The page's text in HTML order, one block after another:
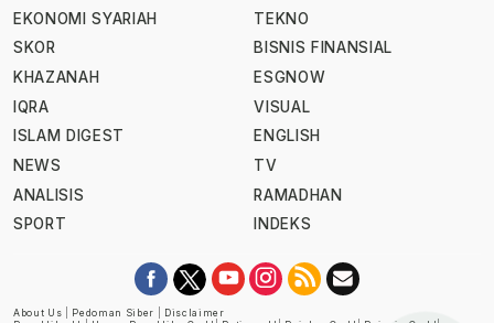
EKONOMI SYARIAH
SKOR
KHAZANAH
IQRA
ISLAM DIGEST
NEWS
ANALISIS
SPORT
TEKNO
BISNIS FINANSIAL
ESGNOW
VISUAL
ENGLISH
TV
RAMADHAN
INDEKS
About Us Pedoman Siber
Disclaimer